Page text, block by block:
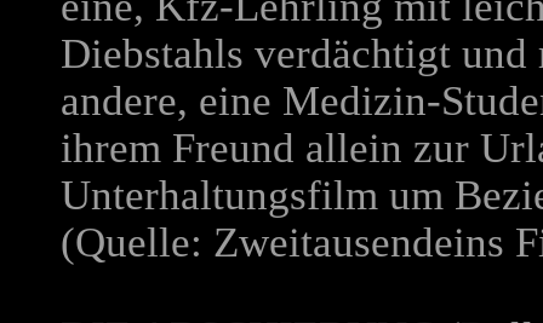
Diebstahls verdächtigt
andere, eine Medizin-
ihrem Freund allein zur
Unterhaltungsfilm um
(Quelle: Zweitausendeins